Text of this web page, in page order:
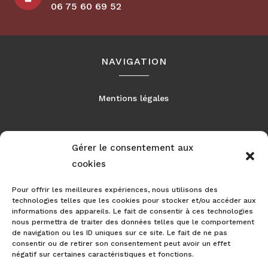
Gérer le consentement aux
cookies
Pour offrir les meilleures expériences, nous utilisons des
technologies telles que les cookies pour stocker et/ou accéder aux
informations des appareils. Le fait de consentir à ces technologies
nous permettra de traiter des données telles que le comportement
de navigation ou les ID uniques sur ce site. Le fait de ne pas
consentir ou de retirer son consentement peut avoir un effet
négatif sur certaines caractéristiques et fonctions.
06 75 60 69 52
NAVIGATION
Mentions légales
RÉALISATION